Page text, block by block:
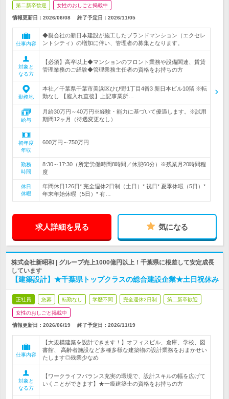
第二新卒歓迎 女性のおしごと掲載中
情報更新日：2026/06/08 終了予定日： 2026/11/05
仕事内容
◆親会社の新日本建設が施工したブランドマンション（エクセレ
ントシティ）の増加に伴い、管理者の募集となります。
対象と
なる方
【必須】高卒以上◆マンションのフロント業務や設備関連、賃貸
管理業務のご経験◆管理業務主任者の資格をお持ちの方
勤務地
本社／千葉県千葉市美浜区ひび野1丁目4番3 新日本ビル10階 ※転
勤なし 【雇入れ直後】上記事業所…
給与
月給30万円～40万円※経験・能力に基づいて優遇します。※試用
期間12ヶ月（待遇変更なし）
初年度
年収
600万円～750万円
勤務
時間
8:30～17:30（所定労働時間8時間／休憩60分）※残業月20時間程
度
休日
休暇
年間休日126日* 完全週休2日制（土日）* 祝日* 夏季休暇（5日）*
年末年始休暇（5日）* 有…
求人詳細を見る 気になる
株式会社新昭和 | グループ売上1000億円以上！千葉県に根差して安定成長
しています
【建築設計】★千葉県トップクラスの総合建設企業★土日祝休み
正社員 急募 転勤なし 学歴不問 完全週休2日制 第二新卒歓迎
女性のおしごと掲載中
情報更新日：2026/06/19 終了予定日： 2026/11/19
仕事内容
【大規模建築を設計できます！】オフィスビル、倉庫、学校、図
書館、 高齢者施設など多種多様な建築物の設計業務をおまかせい
たします◎残業少なめ
対象と
なる方
【ワークライフバランス充実の環境で、設計スキルの幅を広げて
いくことができます】★一級建築士の資格をお持ちの方